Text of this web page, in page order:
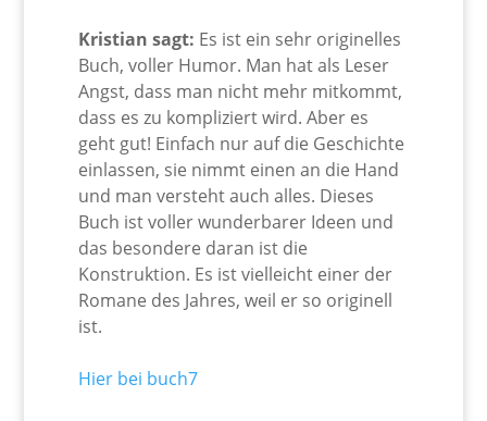
Kristian sagt: Es ist ein sehr originelles
Buch, voller Humor. Man hat als Leser
Angst, dass man nicht mehr mitkommt,
dass es zu kompliziert wird. Aber es
geht gut! Einfach nur auf die Geschichte
einlassen, sie nimmt einen an die Hand
und man versteht auch alles. Dieses
Buch ist voller wunderbarer Ideen und
das besondere daran ist die
Konstruktion. Es ist vielleicht einer der
Romane des Jahres, weil er so originell
ist.
Hier bei buch7